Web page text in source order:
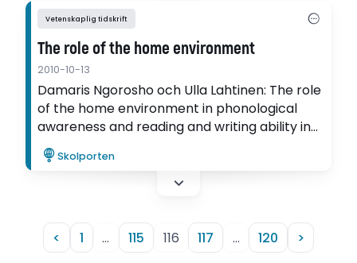
Vetenskaplig tidskrift
The role of the home environment
2010-10-13
Damaris Ngorosho och Ulla Lahtinen: The role
of the home environment in phonological
awareness and reading and writing ability in
Tanzanian primary schoolchildren
Skolporten
< 1 … 115 116 117 … 120 >